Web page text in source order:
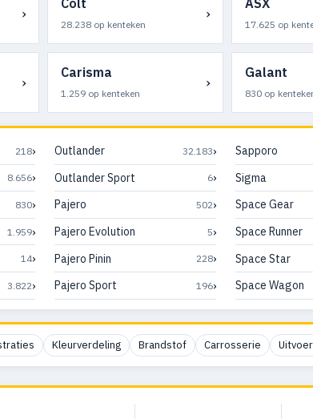
›
Colt
28.238 op kenteken
›
ASX
17.625 op
›
Carisma
1.259 op kenteken
›
Galant
830 op
218›
8.656›
830›
1.959›
14›
3.822›
Outlander 32.183›
Outlander Sport 6›
Pajero 502›
Pajero Evolution 5›
Pajero Pinin 228›
Pajero Sport 196›
Sapporo
Sigma
Space Gear
Space Runner
Space Star
Space Wagon
Kleurverdeling Brandstof Carrosserie